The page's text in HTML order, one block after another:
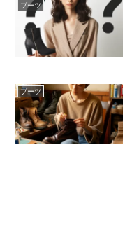
ブーツ
ブーツ